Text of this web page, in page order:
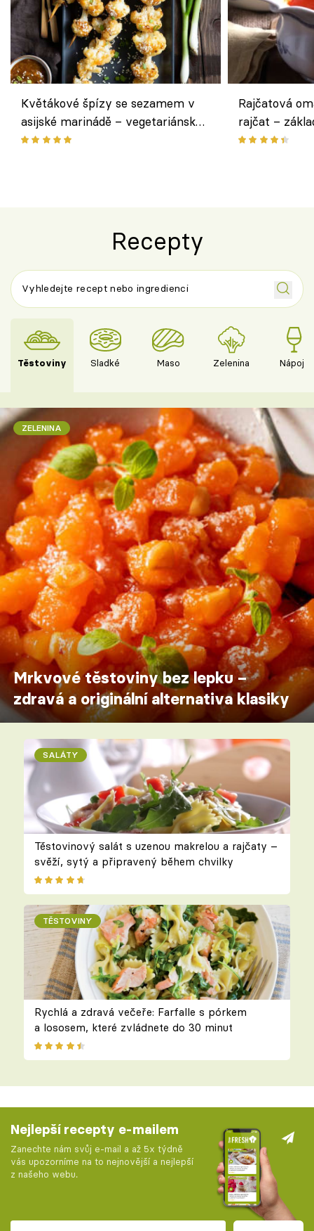
Květákové špízy se sezamem v
asijské marinádě – vegetariánská
chuťovka z grilu
Rajčatová
rajčat –
Recepty
Těstoviny Sladké Maso Zelenina Nápoje
ZELENINA
Mrkvové těstoviny bez lepku –
zdravá a originální alternativa klasiky
SALÁTY
Těstovinový salát s uzenou makrelou a rajčaty –
svěží, sytý a připravený během chvilky
TĚSTOVINY
Rychlá a zdravá večeře: Farfalle s pórkem
a lososem, které zvládnete do 30 minut
Nejlepší recepty e-mailem
Zanechte nám svůj e-mail a až 5x týdně
vás upozorníme na to nejnovější a nejlepší
z našeho webu.